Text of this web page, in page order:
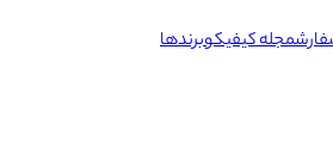
مجله کیفیکوبرندها